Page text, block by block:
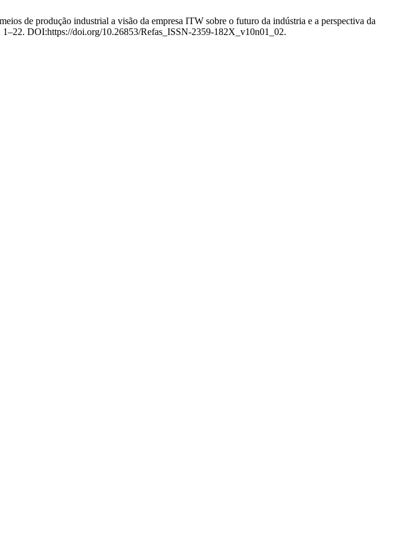
de produção industrial a visão da empresa ITW sobre o futuro da indústria e a perspectiva da
1–22. DOI:https://doi.org/10.26853/Refas_ISSN-2359-182X_v10n01_02.